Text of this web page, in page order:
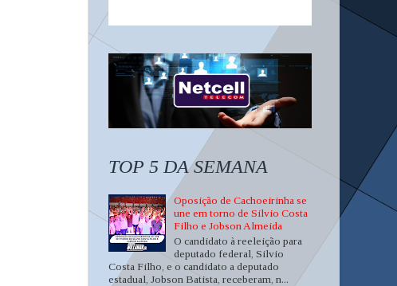
TOP 5 DA SEMANA
Oposição de Cachoeirinha se
une em torno de Silvio Costa
Filho e Jobson Almeida
O candidato à reeleição para
deputado federal, Silvio
Costa Filho, e o candidato a deputado
estadual, Jobson Batista, receberam, n...